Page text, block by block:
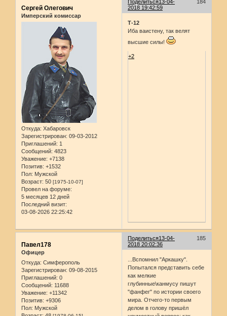
Поделиться 184
13-04-
2018 19:42:59
Сергей Олегович
Имперский комиссар
Откуда: Хабаровск
Зарегистрирован: 09-03-2012
Приглашений: 1
Сообщений: 4823
Уважение: +7138
Позитив: +1532
Пол: Мужской
Возраст: 50 [1975-10-07]
Провел на форуме:
5 месяцев 12 дней
Последний визит:
03-08-2026 22:25:42
Т-12
Иба ваистену, так велят
высшие силы!
+2
Поделиться 185
13-04-
2018 20:02:36
Павел178
Офицер
Откуда: Симферополь
Зарегистрирован: 09-08-2015
Приглашений: 0
Сообщений: 11688
Уважение: +11342
Позитив: +9306
Пол: Мужской
...Вспомнил "Аркашку".
Попытался представить себе
как мелкие
глубинные\канмусу пишут
"фанфег" по истории своего
мира. Отчего-то первым
делом в голову пришёл